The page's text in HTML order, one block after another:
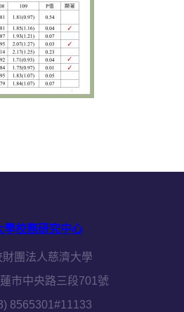
學校務研究中心
財團法人慈濟大學
市中央路三段701號
8565301#11133